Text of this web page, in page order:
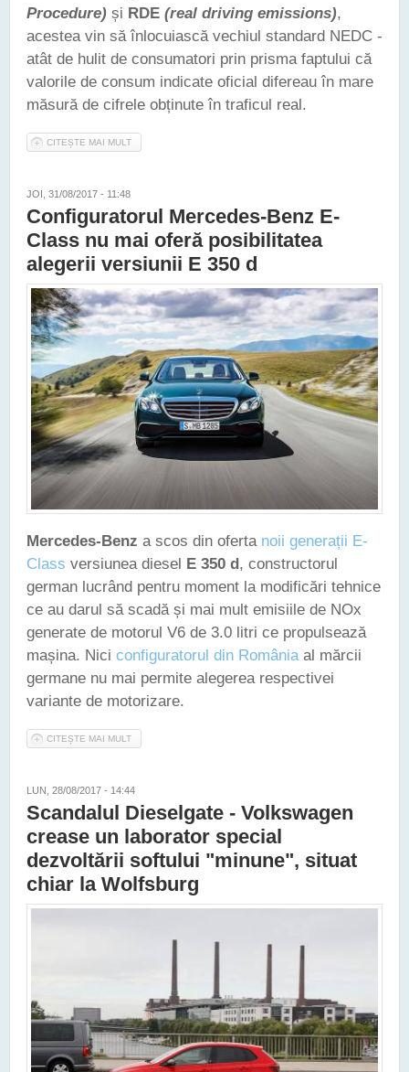
Procedure) și RDE (real driving emissions),
acestea vin să înlocuiască vechiul standard NEDC -
atât de hulit de consumatori prin prisma faptului că
valorile de consum indicate oficial difereau în mare
măsură de cifrele obținute în traficul real.
CITEȘTE MAI MULT
JOI, 31/08/2017 - 11:48
Configuratorul Mercedes-Benz E-
Class nu mai oferă posibilitatea
alegerii versiunii E 350 d
Mercedes-Benz a scos din oferta noii generații E-
Class versiunea diesel E 350 d, constructorul
german lucrând pentru moment la modificări tehnice
ce au darul să scadă și mai mult emisiile de NOx
generate de motorul V6 de 3.0 litri ce propulsează
mașina. Nici configuratorul din Româniaal mărcii
germane nu mai permite alegerea respectivei
variante de motorizare.
CITEȘTE MAI MULT
LUN, 28/08/2017 - 14:44
Scandalul Dieselgate - Volkswagen
crease un laborator special
dezvoltării softului "minune", situat
chiar la Wolfsburg